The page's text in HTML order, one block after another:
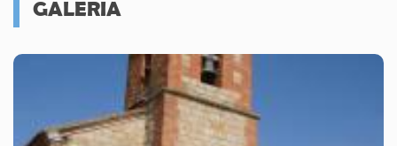
GALERIA